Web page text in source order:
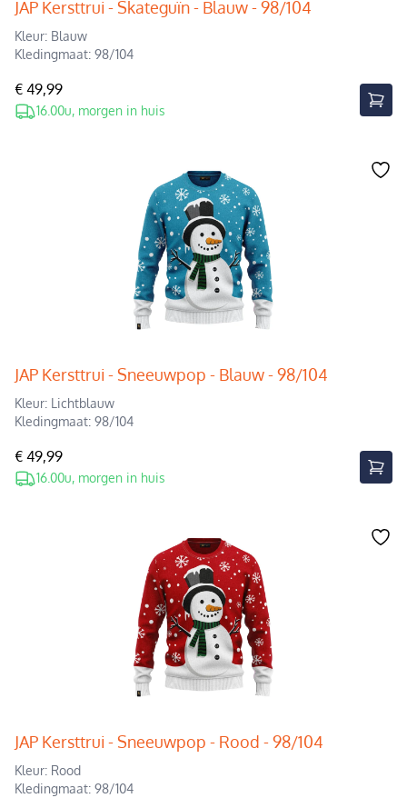
JAP Kersttrui - Skateguïn - Blauw - 98/104
Kleur: Blauw
Kledingmaat: 98/104
€ 49,99
16.00u, morgen in huis
JAP Kersttrui - Sneeuwpop - Blauw - 98/104
Kleur: Lichtblauw
Kledingmaat: 98/104
€ 49,99
16.00u, morgen in huis
JAP Kersttrui - Sneeuwpop - Rood - 98/104
Kleur: Rood
Kledingmaat: 98/104